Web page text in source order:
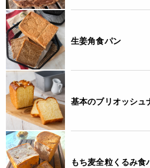
生姜角食パン
基本のブリオッシュ
もち麦全粒くるみ食